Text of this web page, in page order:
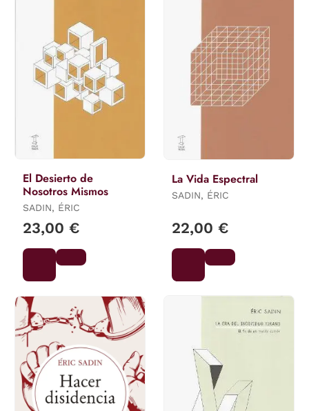
El Desierto de
Nosotros Mismos
SADIN, ÉRIC
23,00 €
La Vida Espectral
SADIN, ÉRIC
22,00 €